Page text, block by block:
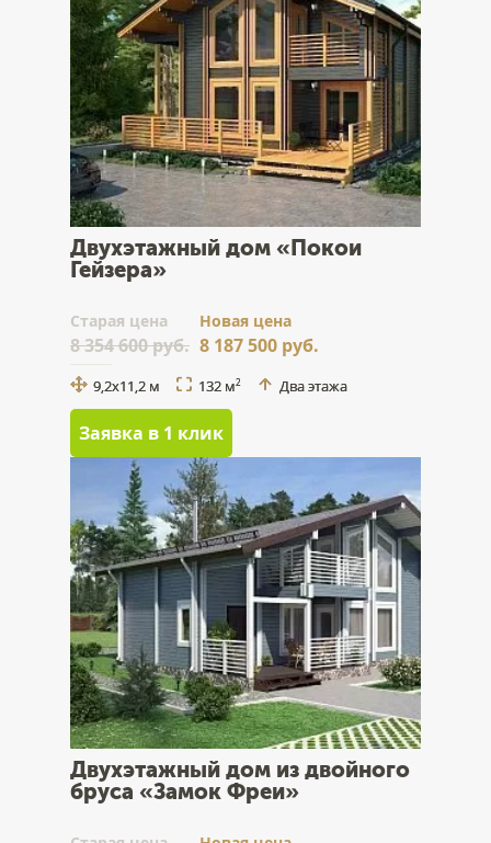
Двухэтажный дом «Покои
Гейзера»
Cтарая цена
8 354 600 руб.
Новая цена
8 187 500 руб.
9,2х11,2 м 132 м2 Два этажа
Заявка в 1 клик
Двухэтажный дом из двойного
бруса «Замок Фреи»